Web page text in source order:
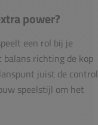
power?
een rol bij je
richting de kop
juist de
speelstijl om het